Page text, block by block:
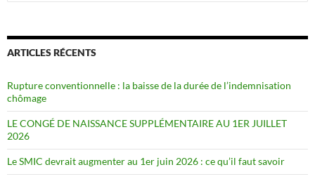
ARTICLES RÉCENTS
Rupture conventionnelle : la baisse de la durée de l’indemnisation
chômage
LE CONGÉ DE NAISSANCE SUPPLÉMENTAIRE AU 1ER JUILLET
2026
Le SMIC devrait augmenter au 1er juin 2026 : ce qu’il faut savoir